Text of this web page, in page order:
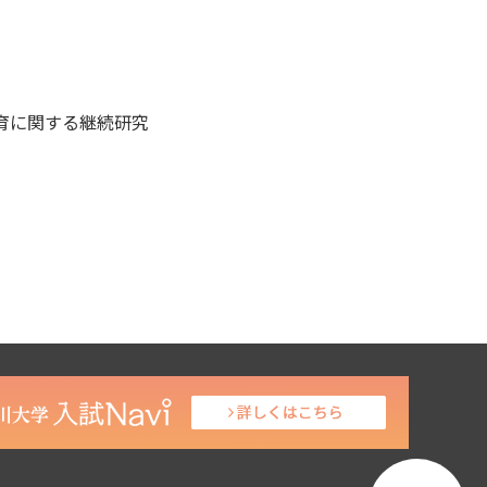
に関する継続研究